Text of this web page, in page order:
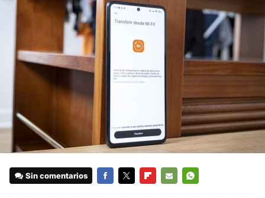
Sin comentarios